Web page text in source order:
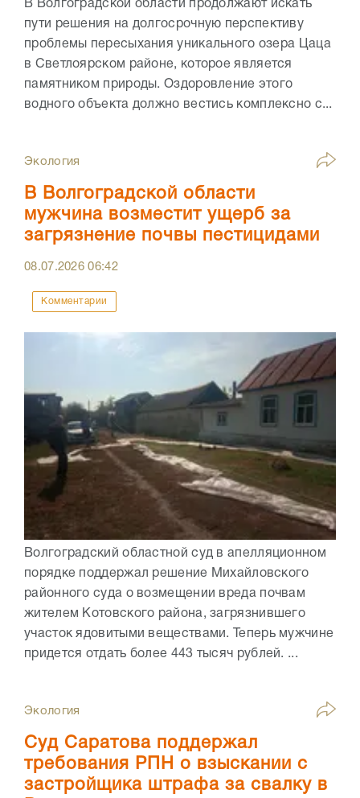
В Волгоградской области продолжают искать
пути решения на долгосрочную перспективу
проблемы пересыхания уникального озера Цаца
в Светлоярском районе, которое является
памятником природы. Оздоровление этого
водного объекта должно вестись комплексно с...
Экология
В Волгоградской области
мужчина возместит ущерб за
загрязнение почвы пестицидами
08.07.202606:42
Комментарии
Волгоградский областной суд в апелляционном
порядке поддержал решение Михайловского
районного суда о возмещении вреда почвам
жителем Котовского района, загрязнившего
участок ядовитыми веществами. Теперь мужчине
придется отдать более 443 тысяч рублей. ...
Экология
Суд Саратова поддержал
требования РПН о взыскании с
застройщика штрафа за свалку в